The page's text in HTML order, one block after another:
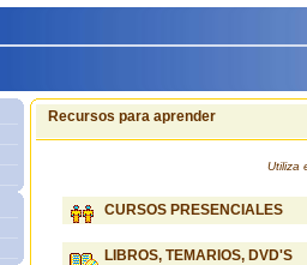
Recursos para aprender
Utiliza
CURSOS PRESENCIALES
LIBROS, TEMARIOS, DVD'S